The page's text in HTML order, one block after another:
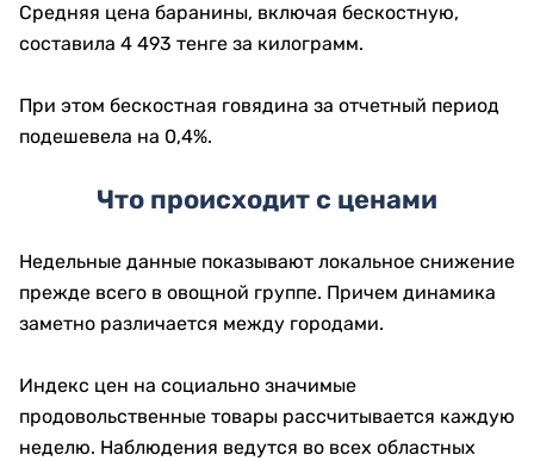
Средняя цена баранины, включая бескостную,
составила 4 493 тенге за килограмм.
При этом бескостная говядина за отчетный период
подешевела на 0,4%.
Что происходит с ценами
Недельные данные показывают локальное снижение
прежде всего в овощной группе. Причем динамика
заметно различается между городами.
Индекс цен на социально значимые
продовольственные товары рассчитывается каждую
неделю. Наблюдения ведутся во всех областных